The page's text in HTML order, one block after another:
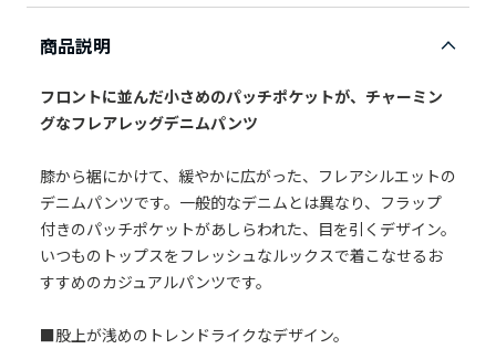
商品説明
フロントに並んだ小さめのパッチポケットが、チャーミン
グなフレアレッグデニムパンツ
膝から裾にかけて、緩やかに広がった、フレアシルエットの
デニムパンツです。一般的なデニムとは異なり、フラップ
付きのパッチポケットがあしらわれた、目を引くデザイン。
いつものトップスをフレッシュなルックスで着こなせるお
すすめのカジュアルパンツです。
■股上が浅めのトレンドライクなデザイン。